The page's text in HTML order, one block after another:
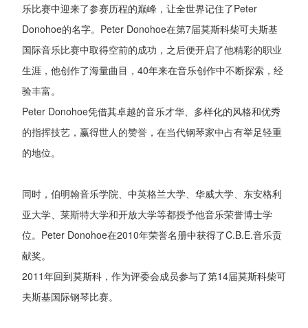
乐比赛中迎来了参赛历程的巅峰，让全世界记住了Peter
Donohoe的名字。Peter Donohoe在第7届莫斯科柴可夫斯基
国际音乐比赛中取得空前的成功，之后便开启了他精彩的职业
生涯，他创作了海量曲目，40年来在音乐创作中不断探索，经
验丰富。
Peter Donohoe凭借其卓越的音乐才华、多样化的风格和优秀
的指挥技艺，赢得世人的赞誉，在当代钢琴家中占有举足轻重
的地位。
同时，伯明翰音乐学院、中英格兰大学、华威大学、东安格利
亚大学、莱斯特大学和开放大学等都授予他音乐荣誉博士学
位。Peter Donohoe在2010年荣誉名册中获得了C.B.E.音乐贡
献奖。
2011年回到莫斯科，作为评委会成员参与了第14届莫斯科柴可
夫斯基国际钢琴比赛。